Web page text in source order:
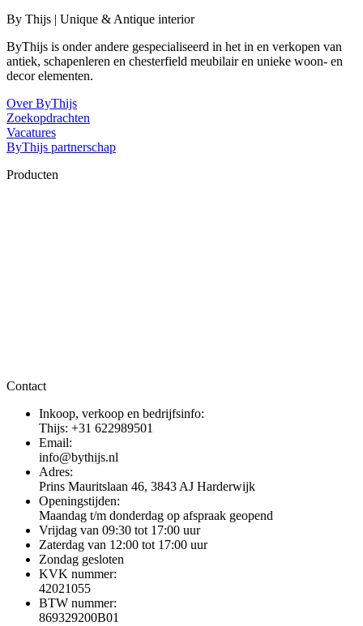
By Thijs | Unique & Antique interior
ByThijs is onder andere gespecialiseerd in het in en verkopen van
antiek, schapenleren en chesterfield meubilair en unieke woon- en
decor elementen.
Over ByThijs
Zoekopdrachten
Vacatures
ByThijs partnerschap
Producten
Contact
Inkoop, verkoop en bedrijfsinfo:
Thijs: +31 622989501
Email:
info@bythijs.nl
Adres:
Prins Mauritslaan 46, 3843 AJ Harderwijk
Openingstijden:
Maandag t/m donderdag op afspraak geopend
Vrijdag van 09:30 tot 17:00 uur
Zaterdag van 12:00 tot 17:00 uur
Zondag gesloten
KVK nummer:
42021055
BTW nummer:
869329200B01